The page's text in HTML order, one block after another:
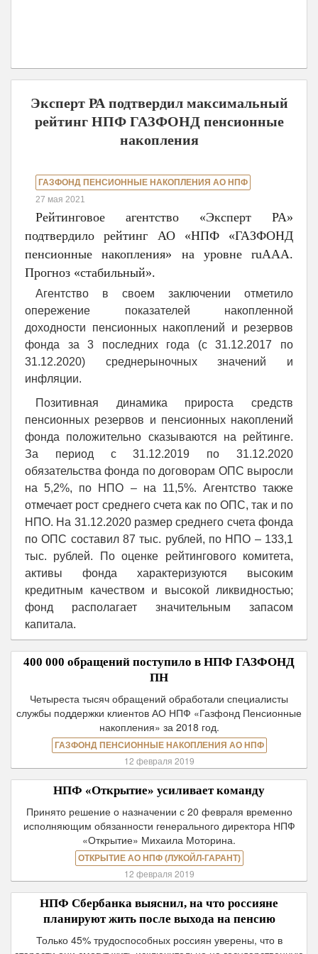
Эксперт РА подтвердил максимальный
рейтинг НПФ ГАЗФОНД пенсионные
накопления
ГАЗФОНД ПЕНСИОННЫЕ НАКОПЛЕНИЯ АО НПФ
27 мая 2021
Рейтинговое агентство «Эксперт РА»
подтвердило рейтинг АО «НПФ «ГАЗФОНД
пенсионные накопления» на уровне ruААА.
Прогноз «стабильный».
Агентство в своем заключении отметило
опережение показателей накопленной
доходности пенсионных накоплений и резервов
фонда за 3 последних года (с 31.12.2017 по
31.12.2020) среднерыночных значений и
инфляции.
Позитивная динамика прироста средств
пенсионных резервов и пенсионных накоплений
фонда положительно сказываются на рейтинге.
За период с 31.12.2019 по 31.12.2020
обязательства фонда по договорам ОПС выросли
на 5,2%, по НПО – на 11,5%. Агентство также
отмечает рост среднего счета как по ОПС, так и по
НПО. На 31.12.2020 размер среднего счета фонда
по ОПС составил 87 тыс. рублей, по НПО – 133,1
тыс. рублей. По оценке рейтингового комитета,
активы фонда характеризуются высоким
кредитным качеством и высокой ликвидностью;
фонд располагает значительным запасом
капитала.
400 000 обращений поступило в НПФ ГАЗФОНД
ПН
Четыреста тысяч обращений обработали специалисты
службы поддержки клиентов АО НПФ «Газфонд Пенсионные
накопления» за 2018 год.
ГАЗФОНД ПЕНСИОННЫЕ НАКОПЛЕНИЯ АО НПФ
12 февраля 2019
НПФ «Открытие» усиливает команду
Принято решение о назначении с 20 февраля временно
исполняющим обязанности генерального директора НПФ
«Открытие» Михаила Моторина.
ОТКРЫТИЕ АО НПФ (ЛУКОЙЛ-ГАРАНТ)
12 февраля 2019
НПФ Сбербанка выяснил, на что россияне
планируют жить после выхода на пенсию
Только 45% трудоспособных россиян уверены, что в